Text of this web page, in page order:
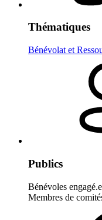
Thématiques
Bénévolat et
Publics
Bénévoles
Membres de